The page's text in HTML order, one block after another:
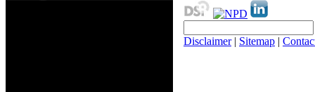
Disclaimer| Sitemap |